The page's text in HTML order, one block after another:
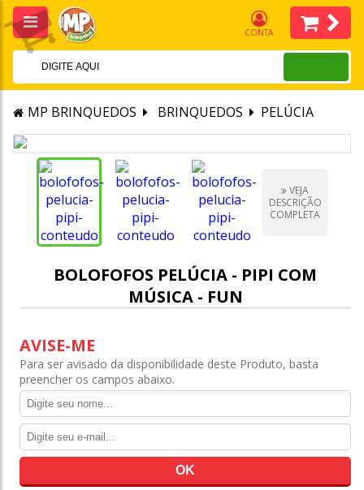
CONTA
MP BRINQUEDOS BRINQUEDOS PELÚCIA
VEJA
DESCRIÇÃO
COMPLETA
BOLOFOFOS PELÚCIA - PIPI COM
MÚSICA - FUN
AVISE-ME
Para ser avisado da disponibilidade deste Produto, basta
preencher os campos abaixo.